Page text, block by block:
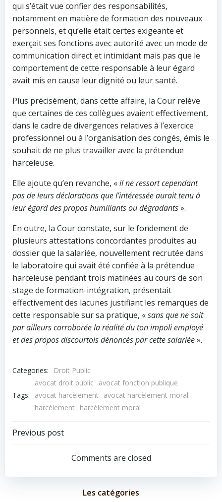
qui s’était vue confier des responsabilités,
notamment en matière de formation des nouveaux
personnels, et qu’elle était certes exigeante et
exerçait ses fonctions avec autorité avec un mode de
communication direct et intimidant mais pas que le
comportement de cette responsable à leur égard
avait mis en cause leur dignité ou leur santé.
Plus précisément, dans cette affaire, la Cour relève
que certaines de ces collègues avaient effectivement,
dans le cadre de divergences relatives à l’exercice
professionnel ou à l’organisation des congés, émis le
souhait de ne plus travailler avec la prétendue
harceleuse.
Elle ajoute qu’en revanche, «il ne ressort cependant
pas de leurs déclarations que l’intéressée aurait tenu à
leur égard des propos humiliants ou dégradants».
En outre, la Cour constate, sur le fondement de
plusieurs attestations concordantes produites au
dossier que la salariée, nouvellement recrutée dans
le laboratoire qui avait été confiée à la prétendue
harceleuse pendant trois matinées au cours de son
stage de formation-intégration, présentait
effectivement des lacunes justifiant les remarques de
cette responsable sur sa pratique, «sans que ne soit
par ailleurs corroborée la réalité du ton impoli employé
et des propos discourtois dénoncés par cette salariée».
Categories: Droit Public
Tags:
avocat droit public avocat fonction publique
avocat harcèlement
avocat harcèlement moral
harcèlement
harcèlement moral
Navigation
l’article
Previous post
Comments are closed
Les catégories